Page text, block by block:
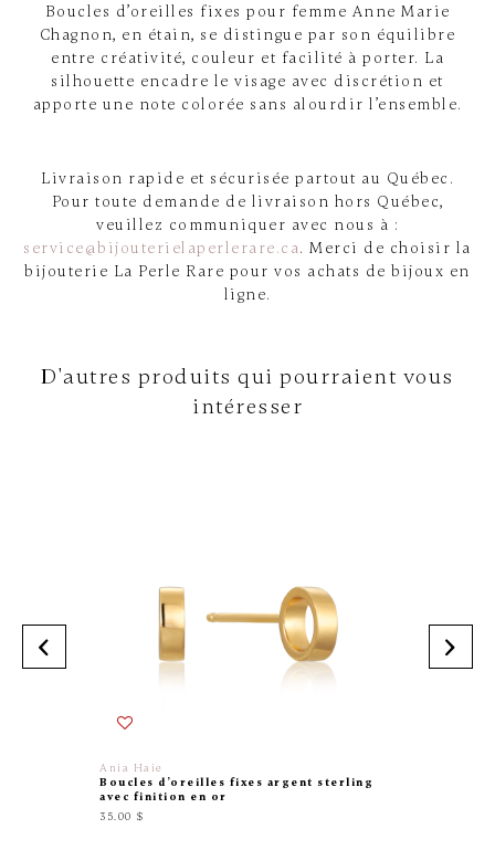
Boucles d’oreilles fixes pour femme Anne Marie
Chagnon, en étain, se distingue par son équilibre
entre créativité, couleur et facilité à porter. La
silhouette encadre le visage avec discrétion et
apporte une note colorée sans alourdir l’ensemble.
Livraison rapide et sécurisée partout au Québec.
Pour toute demande de livraison hors Québec,
veuillez communiquer avec nous à :
service@bijouterielaperlerare.ca. Merci de choisir la
bijouterie La Perle Rare pour vos achats de bijoux en
ligne.
D'autres produits qui pourraient vous
intéresser
Ania Haie
Boucles d’oreilles fixes argent sterling
avec finition en or
35.00 $